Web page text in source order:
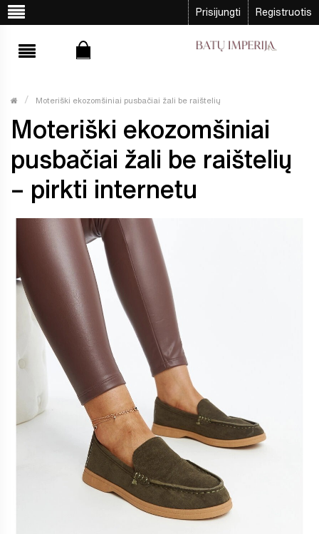
Prisijungti Registruotis
Moteriški ekozomšiniai pusbačiai žali be raištelių
Moteriški ekozomšiniai
pusbačiai žali be raištelių
– pirkti internetu